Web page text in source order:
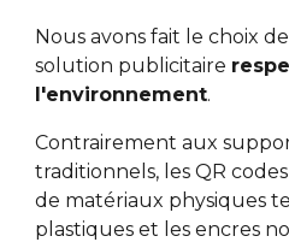
Nous avons fait le choix
solution publicitaire
l'environnement.
Contrairement aux
traditionnels, les QR
de matériaux physiques
plastiques et les encres